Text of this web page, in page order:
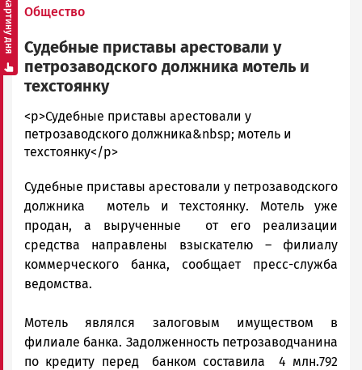
Общество
Судебные приставы арестовали у
петрозаводского должника мотель и
техстоянку
admintimur
Новости
Петрозаводска
Карелии
|
Петрозаводск
ГОВОРИТ
<p>Судебные приставы арестовали у
петрозаводского должника&nbsp; мотель и
техстоянку</p>
Судебные приставы арестовали у петрозаводского
должника мотель и техстоянку. Мотель уже
продан, а вырученные от его реализации
средства направлены взыскателю – филиалу
коммерческого банка, сообщает пресс-служба
ведомства.
Мотель являлся залоговым имуществом в
филиале банка. Задолженность петрозаводчанина
по кредиту перед банком составила 4 млн.792